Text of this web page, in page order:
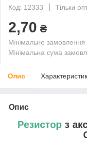
Код: 12333
Тільки
2,70 ₴
Мінімальне
Мінімальна сума
Опис
Опис
Резисторз